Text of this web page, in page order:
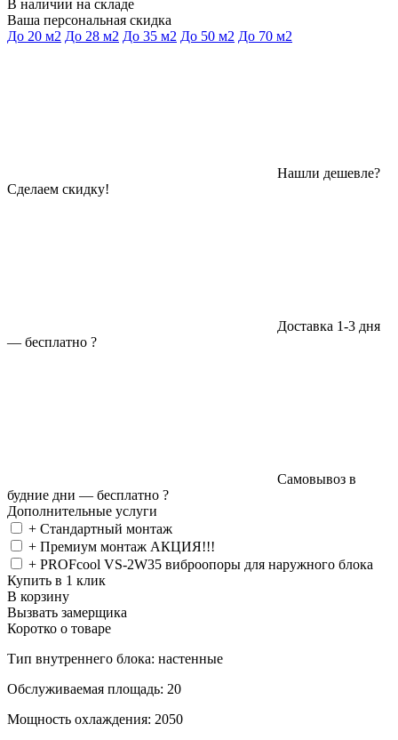
В наличии на складе
Ваша персональная скидка
До 20 м2 До 28 м2 До 35 м2 До 50 м2 До 70 м2
Нашли дешевле?
Сделаем скидку!
Доставка 1-3 дня
— бесплатно ?
Самовывоз в
будние дни — бесплатно ?
Дополнительные услуги
+ Стандартный монтаж
+ Премиум монтаж АКЦИЯ!!!
+ PROFcool VS-2W35 виброопоры для наружного блока
Купить в 1 клик
В корзину
Вызвать замерщика
Коротко о товаре
Тип внутреннего блока: настенные
Обслуживаемая площадь: 20
Мощность охлаждения: 2050